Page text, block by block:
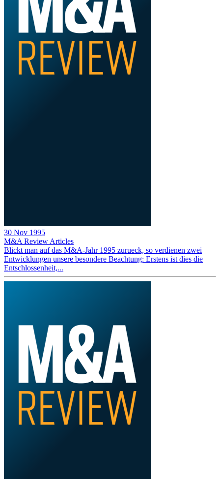
30 Nov 1995
M&A Review Articles
Blickt man auf das M&A-Jahr 1995 zurueck, so verdienen zwei
Entwicklungen unsere besondere Beachtung: Erstens ist dies die
Entschlossenheit,...